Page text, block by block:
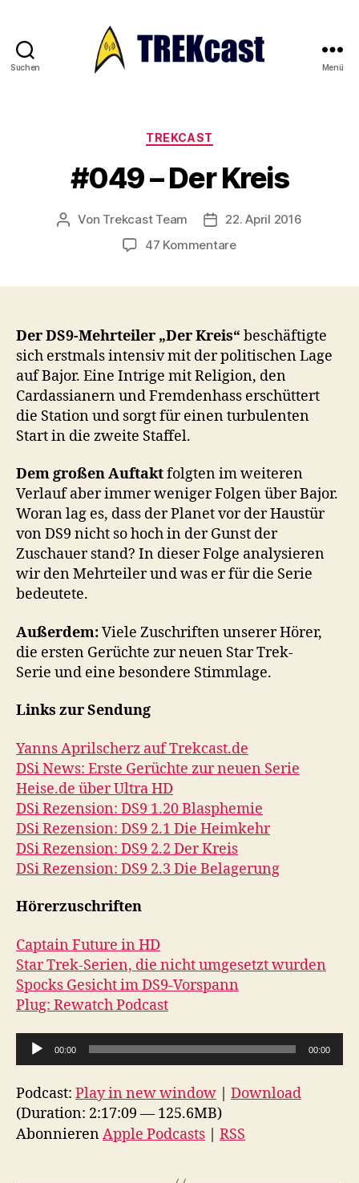
Suchen Menü
Kategorien
TREKCAST
#049 – Der Kreis
Beitragsautor
Von Trekcast Team Veröffentlichungsdatum
22. April 2016
47 Kommentarezu
Der DS9-Mehrteiler „Der Kreis“ beschäftigte
sich erstmals intensiv mit der politischen Lage
auf Bajor. Eine Intrige mit Religion, den
Cardassianern und Fremdenhass erschüttert
die Station und sorgt für einen turbulenten
Start in die zweite Staffel.
Dem großen Auftaktfolgten im weiteren
Verlauf aber immer weniger Folgen über Bajor.
Woran lag es, dass der Planet vor der Haustür
von DS9 nicht so hoch in der Gunst der
Zuschauer stand? In dieser Folge analysieren
wir den Mehrteiler und was er für die Serie
bedeutete.
Außerdem:Viele Zuschriften unserer Hörer,
die ersten Gerüchte zur neuen Star Trek-
Serie und eine besondere Stimmlage.
Links zur Sendung
Yanns Aprilscherz auf Trekcast.de
DSi News: Erste Gerüchte zur neuen Serie
Heise.de über Ultra HD
DSi Rezension: DS9 1.20 Blasphemie
DSi Rezension: DS9 2.1 Die Heimkehr
DSi Rezension: DS9 2.2 Der Kreis
DSi Rezension: DS9 2.3 Die Belagerung
Hörerzuschriften
Captain Future in HD
Star Trek-Serien, die nicht umgesetzt wurden
Spocks Gesicht im DS9-Vorspann
Plug: Rewatch Podcast
u
d
i
o
00:00 00:00
Podcast: Play in new window | Download
(Duration: 2:17:09 — 125.6MB)
AbonnierenApple Podcasts | RSS